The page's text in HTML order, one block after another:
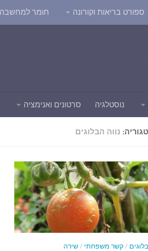
ספורט בריאות וקורונה חומר למחשבה
נוסטלגיה סרטונים ואנימציה
נווה הבלוגים
/קשר משפחתי /שירה